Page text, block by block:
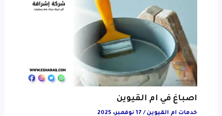
اصباغ في ام القيوين
خدمات ام القيوين / 17 نوفمبر، 2025